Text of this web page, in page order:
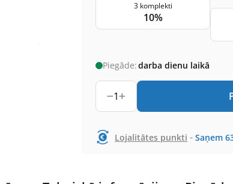
3 komplekti
10%
Piegāde:darba dienu laikā
1
Lojalitātes punkti - Saņem